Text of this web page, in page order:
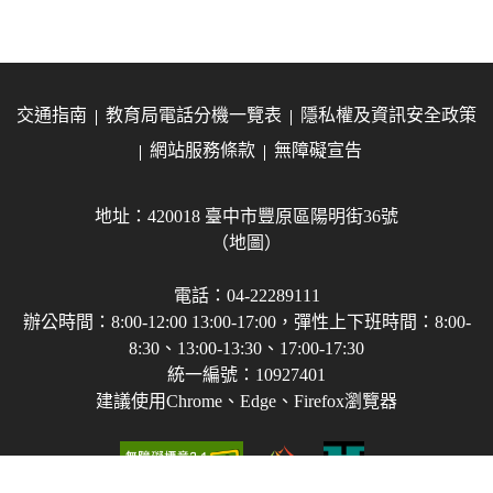
交通指南 教育局電話分機一覽表
隱私權及資訊安全政策
網站服務條款
無障礙宣告
地址：420018 臺中市豐原區陽明街36號
（地圖）
電話：04-22289111
辦公時間：8:00-12:00 13:00-17:00，彈性上下班時間：8:00-
8:30、13:00-13:30、17:00-17:30
統一編號：10927401
建議使用Chrome、Edge、Firefox瀏覽器